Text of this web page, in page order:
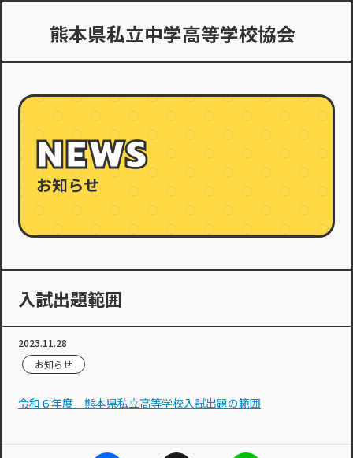
熊本県私立中学高等学校協会
お知らせ
NEWS
入試出題範囲
2023.11.28
お知らせ
令和６年度 熊本県私立高等学校入試出題の範囲